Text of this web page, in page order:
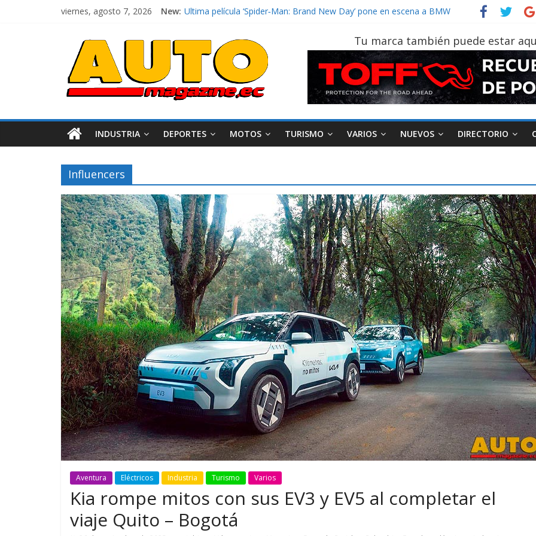
viernes, agosto 7, 2026 New: Ultima película ‘Spider‑Man: Brand New Day’ pone en escena a BMW
La Vuelta al Ecuador 2026, edición 47ª, recorre 7 provincias en 8 días
La FEDAK recibe 12 Sinotruk Bolden para cubrir las rutas de La Vuelta
El costo de tener un vehículo gana protagonismo a la hora de decidir
Tu marca también puede estar
INDUSTRIA DEPORTES MOTOS TURISMO VARIOS NUEVOS DIRECTORIO
Influencers
Aventura Eléctricos Industria Turismo Varios
Kia rompe mitos con sus EV3 y EV5 al completar el
viaje Quito – Bogotá
Movilidad Varios
GM reafirma su
compromiso con movilidad
más segura y conectada
Movilidad Turismo Varios
¿Qué puede pasar con tu
vehículo si permanece
varios días sin usar?
AEADE Industria Motociclismo
Movilidad
Campaña busca cambiar
destino de los
en la región